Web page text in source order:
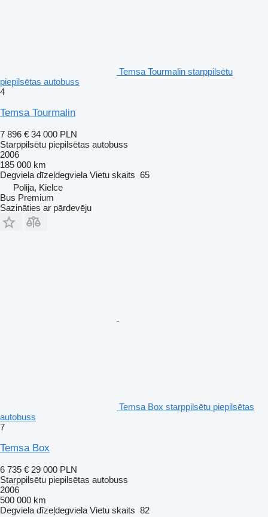
Temsa Tourmalin starppilsētu
piepilsētas autobuss
4
Temsa Tourmalin
7 896 € 34 000 PLN
Starppilsētu piepilsētas autobuss
2006
185 000 km
Degviela dīzeļdegviela Vietu skaits 65
Polija, Kielce
Bus Premium
Sazināties ar pārdevēju
Temsa Box starppilsētu piepilsētas
autobuss
7
Temsa Box
6 735 € 29 000 PLN
Starppilsētu piepilsētas autobuss
2006
500 000 km
Degviela dīzeļdegviela Vietu skaits 82